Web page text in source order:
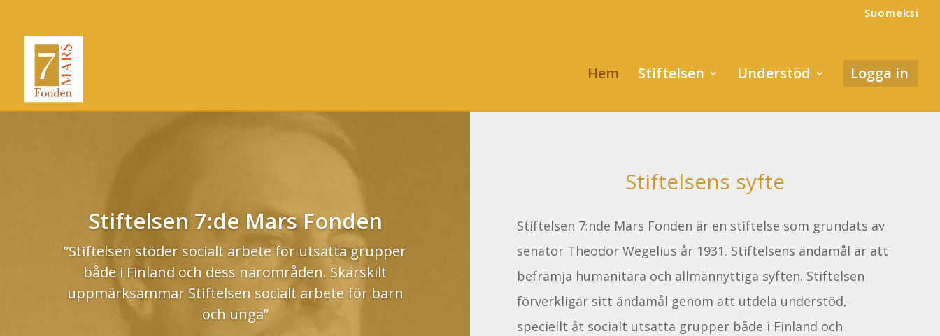
Suomeksi
Hem Stiftelsen Understöd Logga in
Stiftelsen 7:de Mars Fonden
”Stiftelsen stöder socialt arbete för utsatta grupper
både i Finland och dess närområden. Skärskilt
uppmärksammar Stiftelsen socialt arbete för barn
och unga”
Stiftelsens syfte
Stiftelsen 7:nde Mars Fonden är en stiftelse som grundats av
senator Theodor Wegelius år 1931. Stiftelsens ändamål är att
befrämja humanitära och allmännyttiga syften. Stiftelsen
förverkligar sitt ändamål genom att utdela understöd,
speciellt åt socialt utsatta grupper både i Finland och